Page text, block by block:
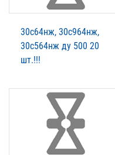
30с64нж, 30с964нж,
30с564нж ду 500 20
шт.!!!